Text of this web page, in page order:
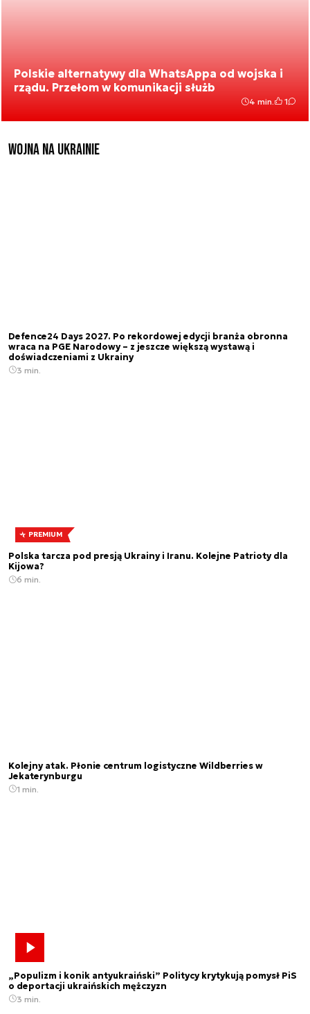
Polskie alternatywy dla WhatsAppa od wojska i
rządu. Przełom w komunikacji służb
4 min. 1
Wojna na Ukrainie
Defence24 Days 2027. Po rekordowej edycji branża obronna
wraca na PGE Narodowy – z jeszcze większą wystawą i
doświadczeniami z Ukrainy
3 min.
PREMIUM
Polska tarcza pod presją Ukrainy i Iranu. Kolejne Patrioty dla
Kijowa?
6 min.
Kolejny atak. Płonie centrum logistyczne Wildberries w
Jekaterynburgu
1 min.
„Populizm i konik antyukraiński” Politycy krytykują pomysł PiS
o deportacji ukraińskich mężczyzn
3 min.